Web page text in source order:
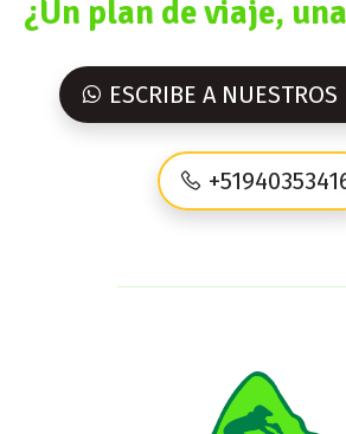
¿Un plan de viaje,
ESCRIBE A NUESTROS